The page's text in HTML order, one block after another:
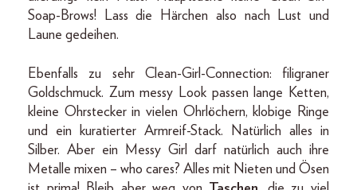
Soap-Brows! Lass die Härchen also nach Lust und
Laune gedeihen.
Ebenfalls zu sehr Clean-Girl-Connection: filigraner
Goldschmuck. Zum messy Look passen lange Ketten,
kleine Ohrstecker in vielen Ohrlöchern, klobige Ringe
und ein kuratierter Armreif-Stack. Natürlich alles in
Silber. Aber ein Messy Girl darf natürlich auch ihre
Metalle mixen – who cares? Alles mit Nieten und Ösen